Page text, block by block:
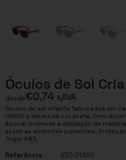
Óculos de Sol
desde€0,74 s/IVA
Óculos de sol infantis fabricados em
UV400 e lentes na cor preta. Com
Açúcar promove a utilização de
assim as emissões poluentes.
Trigo/ ABS.
Referência
450.21450